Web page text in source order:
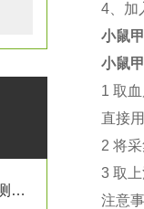
开发出区分性免疫捕获芯片定量检测白细胞
4 、
小鼠
小鼠
1取
直接
2 将
3 取
注意